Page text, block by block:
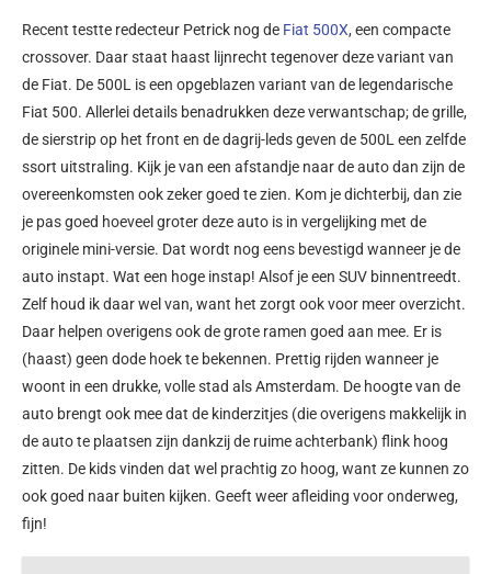
Recent testte redecteur Petrick nog de Fiat 500X, een compacte
crossover. Daar staat haast lijnrecht tegenover deze variant van
de Fiat. De 500L is een opgeblazen variant van de legendarische
Fiat 500. Allerlei details benadrukken deze verwantschap; de grille,
de sierstrip op het front en de dagrij-leds geven de 500L een zelfde
ssort uitstraling. Kijk je van een afstandje naar de auto dan zijn de
overeenkomsten ook zeker goed te zien. Kom je dichterbij, dan zie
je pas goed hoeveel groter deze auto is in vergelijking met de
originele mini-versie. Dat wordt nog eens bevestigd wanneer je de
auto instapt. Wat een hoge instap! Alsof je een SUV binnentreedt.
Zelf houd ik daar wel van, want het zorgt ook voor meer overzicht.
Daar helpen overigens ook de grote ramen goed aan mee. Er is
(haast) geen dode hoek te bekennen. Prettig rijden wanneer je
woont in een drukke, volle stad als Amsterdam. De hoogte van de
auto brengt ook mee dat de kinderzitjes (die overigens makkelijk in
de auto te plaatsen zijn dankzij de ruime achterbank) flink hoog
zitten. De kids vinden dat wel prachtig zo hoog, want ze kunnen zo
ook goed naar buiten kijken. Geeft weer afleiding voor onderweg,
fijn!